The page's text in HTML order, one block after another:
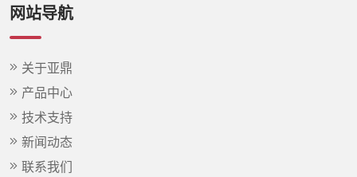
网站导航
关于亚鼎
产品中心
技术支持
新闻动态
联系我们